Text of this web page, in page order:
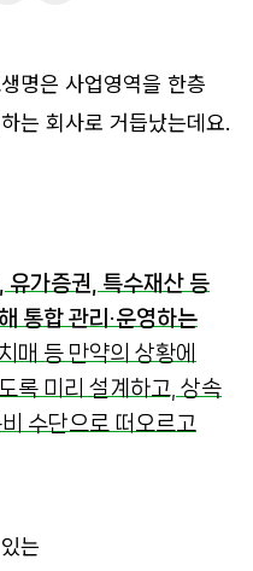
명은 사업영역을 한층
는 회사로 거듭났는데요.
유가증권, 특수재산 등
통합 관리·운영하는
매 등 만약의 상황에
록 미리 설계하고, 상속
수단으로 떠오르고
는